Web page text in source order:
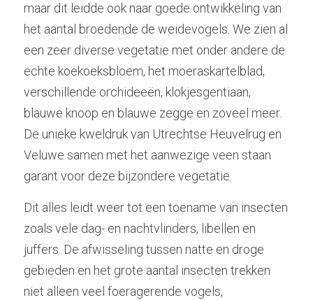
maar dit leidde ook naar goede ontwikkeling van
het aantal broedende de weidevogels. We zien al
een zeer diverse vegetatie met onder andere de
echte koekoeksbloem, het moeraskartelblad,
verschillende orchideeën, klokjesgentiaan,
blauwe knoop en blauwe zegge en zoveel meer.
De unieke kweldruk van Utrechtse Heuvelrug en
Veluwe samen met het aanwezige veen staan
garant voor deze bijzondere vegetatie.
Dit alles leidt weer tot een toename van insecten
zoals vele dag- en nachtvlinders, libellen en
juffers. De afwisseling tussen natte en droge
gebieden en het grote aantal insecten trekken
niet alleen veel foeragerende vogels,